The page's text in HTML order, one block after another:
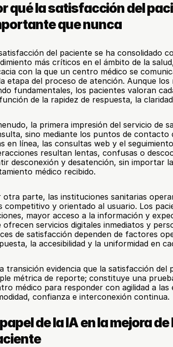
qué la satisfacción del
que nunca
del paciente se ha consolidado
más críticos en el ámbito de la
con la que un centro médico se
etapa del proceso de atención. Aunque
fundamentales, los pacientes valoran
de la rapidez de respuesta, la
la primera impresión del servicio de
sino mediante los puntos de contacto
en línea, las consultas web y el
resultan lentas, confusas o
desconexión y desatención, sin importar
médico recibido.
otra parte, las instituciones sanitarias
competitivo y orientado al usuario. Los
mayor acceso a la información y
ofrecen servicios digitales inmediatos y
de satisfacción dependen de factores
la accesibilidad y la uniformidad en
transición evidencia que la satisfacción del
métrica de reporte; constituye una
médico para responder con agilidad a las
confianza e interconexión continua.
de la IA en la mejora